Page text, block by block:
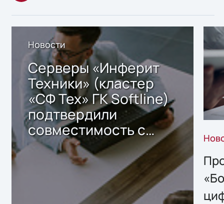
Новости
Серверы «Инферит
Техники» (кластер
«СФ Тех» ГК Softline)
подтвердили
совместимость с
решением Sharx
Storage 2.x для
хранения данных